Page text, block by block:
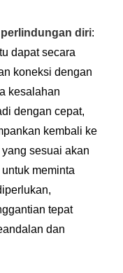
diri:
dapat secara
koneksi dengan
kesalahan
dengan cepat,
kembali ke
sesuai akan
meminta
tepat
dan